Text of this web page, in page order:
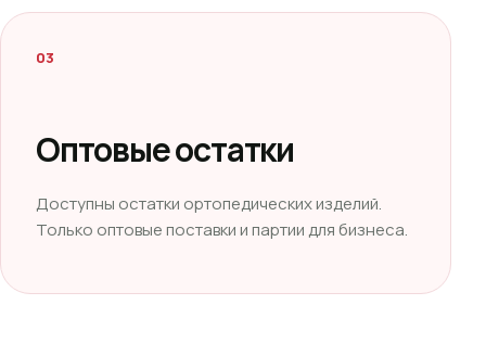
03
Оптовые остатки
Доступны остатки ортопедических изделий.
Только оптовые поставки и партии для бизнеса.